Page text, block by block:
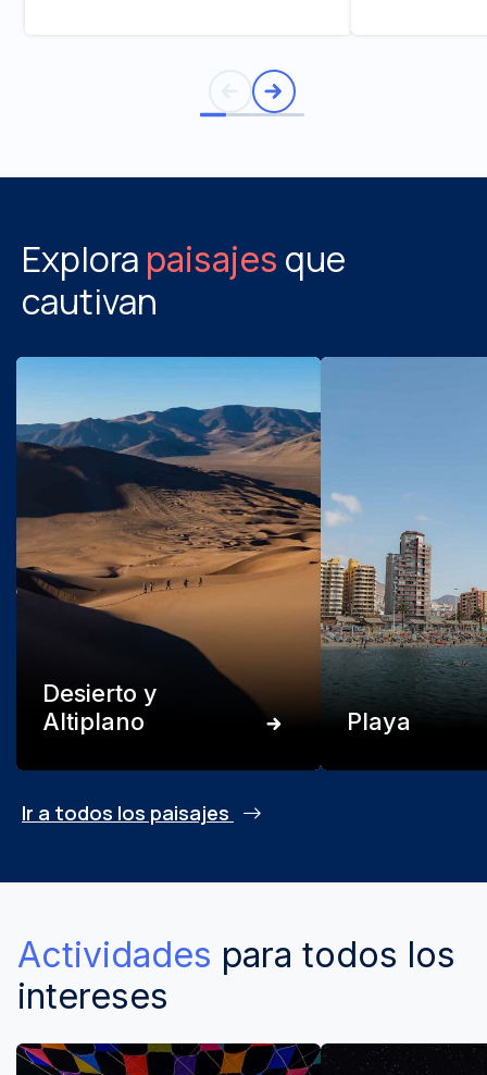
Explora paisajes que
cautivan
Desierto y
Altiplano
Playa
Ir a todos los paisajes
Actividades para todos los
intereses